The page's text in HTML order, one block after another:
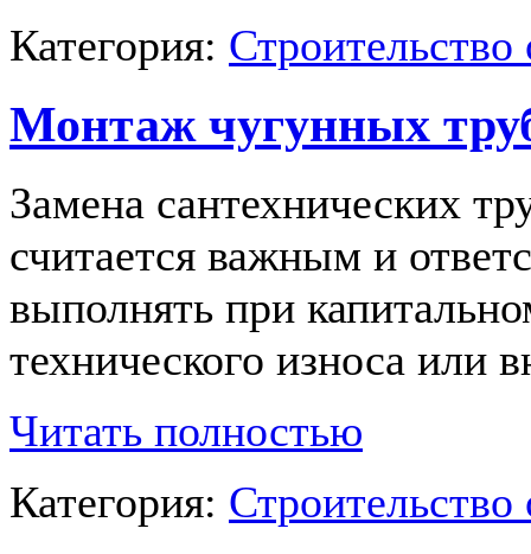
Категория: Строительство
Монтаж чугунных
Замена сантехнических
считается важным и
выполнять при
технического износа или
Читать полностью
Категория: Строительство